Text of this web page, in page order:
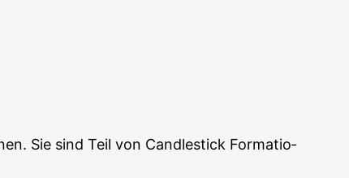
Sie sind Teil von Cand­le­stick For­ma­tio­